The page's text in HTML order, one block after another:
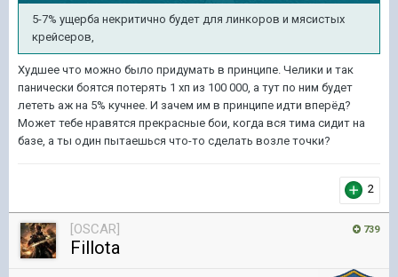
5-7% ущерба некритично будет для линкоров и мясистых
крейсеров,
Худшее что можно было придумать в принципе. Челики и так
панически боятся потерять 1 хп из 100 000, а тут по ним будет
лететь аж на 5% кучнее. И зачем им в принципе идти вперёд?
Может тебе нравятся прекрасные бои, когда вся тима сидит на
базе, а ты один пытаешься что-то сделать возле точки?
2
739
[OSCAR]
Fillota